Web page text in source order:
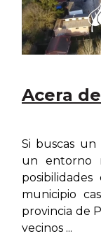
Acera
Si buscas un
un entorno
municipio
provincia de
vecinos ...